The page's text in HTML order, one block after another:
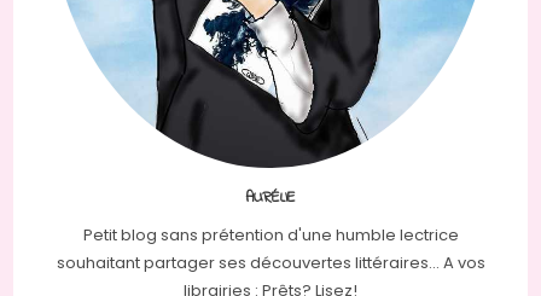
AURÉLIE
Petit blog sans prétention d'une humble lectrice
souhaitant partager ses découvertes littéraires... A vos
librairies : Prêts? Lisez!